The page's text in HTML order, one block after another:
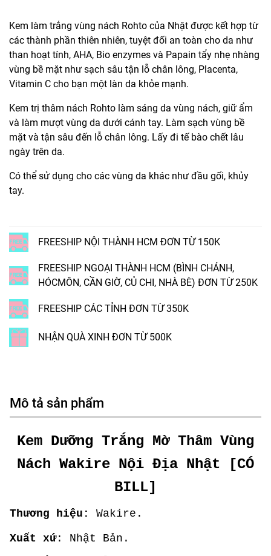
Kem làm trắng vùng nách Rohto của Nhật được kết hợp từ
các thành phần thiên nhiên, tuyệt đối an toàn cho da như
than hoạt tính, AHA, Bio enzymes và Papain tẩy nhẹ nhàng
vùng bề mặt như sạch sâu tận lỗ chân lông, Placenta,
Vitamin C cho bạn một làn da khỏe mạnh.
Kem trị thâm nách Rohto làm sáng da vùng nách, giữ ẩm
và làm mượt vùng da dưới cánh tay. Làm sạch vùng bề
mặt và tận sâu đến lỗ chân lông. Lấy đi tế bào chết lâu
ngày trên da.
Có thể sử dụng cho các vùng da khác như đầu gối, khủy
tay.
FREESHIP NỘI THÀNH HCM ĐƠN TỪ 150K
FREESHIP NGOẠI THÀNH HCM (BÌNH CHÁNH,
HÓCMÔN, CẦN GIỜ, CỦ CHI, NHÀ BÈ) ĐƠN TỪ 250K
FREESHIP CÁC TỈNH ĐƠN TỪ 350K
NHẬN QUÀ XINH ĐƠN TỪ 500K
Mô tả sản phẩm
Kem Dưỡng Trắng Mờ Thâm Vùng
Nách Wakire Nội Địa Nhật [CÓ
BILL]
Thương hiệu: Wakire.
Xuất xứ: Nhật Bản.